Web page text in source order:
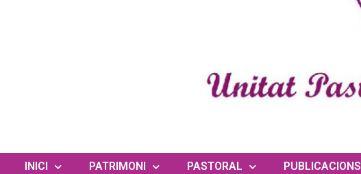
INICI PATRIMONI PASTORAL PUBLICACIONS